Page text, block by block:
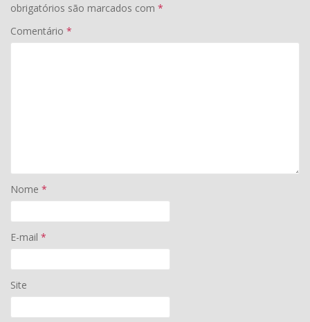
obrigatórios são marcados com *
Comentário *
Nome *
E-mail *
Site